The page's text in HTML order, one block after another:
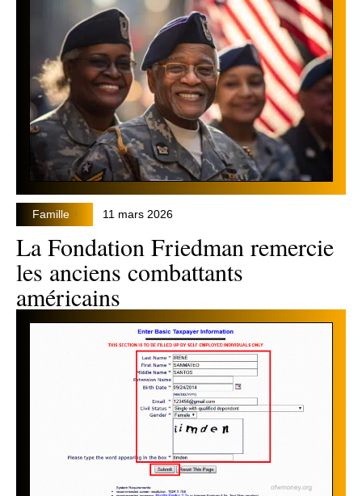
Famille 11 mars 2026
La Fondation Friedman remercie
les anciens combattants
américains